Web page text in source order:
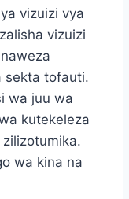
vizuizi vya
vizuizi
sekta tofauti.
wa juu wa
kutekeleza
wa kina na